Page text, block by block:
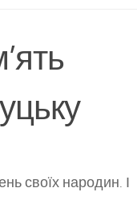
своїх народин. І